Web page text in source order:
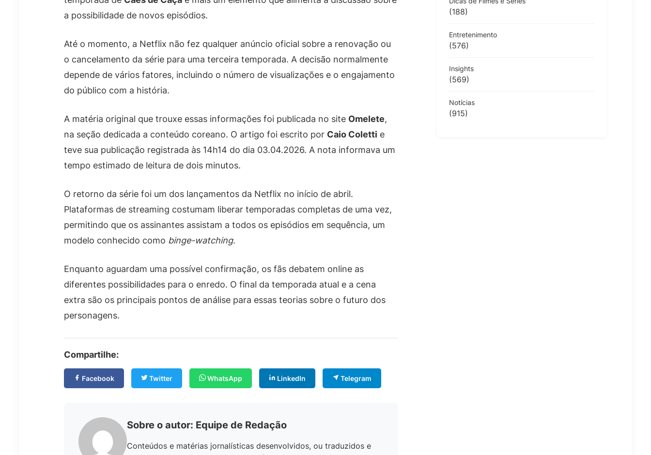
a possibilidade de novos episódios.
Até o momento, a Netflix não fez qualquer anúncio oficial sobre a renovação ou
o cancelamento da série para uma terceira temporada. A decisão normalmente
depende de vários fatores, incluindo o número de visualizações e o engajamento
do público com a história.
A matéria original que trouxe essas informações foi publicada no site Omelete,
na seção dedicada a conteúdo coreano. O artigo foi escrito por Caio Coletti e
teve sua publicação registrada às 14h14 do dia 03.04.2026. A nota informava um
tempo estimado de leitura de dois minutos.
O retorno da série foi um dos lançamentos da Netflix no início de abril.
Plataformas de streaming costumam liberar temporadas completas de uma vez,
permitindo que os assinantes assistam a todos os episódios em sequência, um
modelo conhecido como binge-watching.
Enquanto aguardam uma possível confirmação, os fãs debatem online as
diferentes possibilidades para o enredo. O final da temporada atual e a cena
extra são os principais pontos de análise para essas teorias sobre o futuro dos
personagens.
Compartilhe:
Facebook Twitter WhatsApp LinkedIn Telegram
Sobre o autor: Equipe de Redação
Conteúdos e matérias jornalísticas desenvolvidos, ou traduzidos e
(188)
Entretenimento
(576)
Insights
(569)
Notícias
(915)